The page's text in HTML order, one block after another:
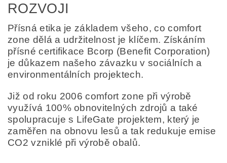
ROZVOJI
Přísná etika je základem všeho, co comfort
zone dělá a udržitelnost je klíčem. Získáním
přísné certifikace Bcorp (Benefit Corporation)
je důkazem našeho závazku v sociálních a
environmentálních projektech.
Již od roku 2006 comfort zone při výrobě
využívá 100% obnovitelných zdrojů a také
spolupracuje s LifeGate projektem, který je
zaměřen na obnovu lesů a tak redukuje emise
CO2 vzniklé při výrobě obalů.